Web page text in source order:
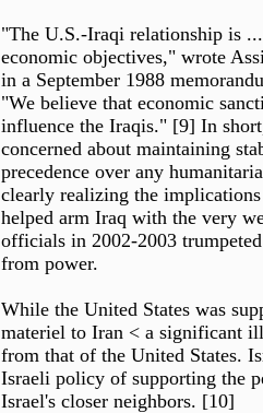
"The U.S.-Iraqi relationship is
economic objectives," wrote
in a September 1988
"We believe that economic
influence the Iraqis." [9] In
concerned about maintaining
precedence over any
clearly realizing the
helped arm Iraq with the very
officials in 2002-2003
from power.
While the United States was
materiel to Iran < a significant
from that of the United States.
Israeli policy of supporting the
Israel's closer neighbors. [10]